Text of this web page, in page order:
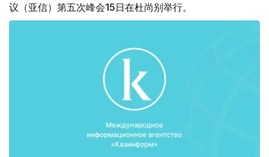
议（亚信）第五次峰会15日在杜尚别举行。